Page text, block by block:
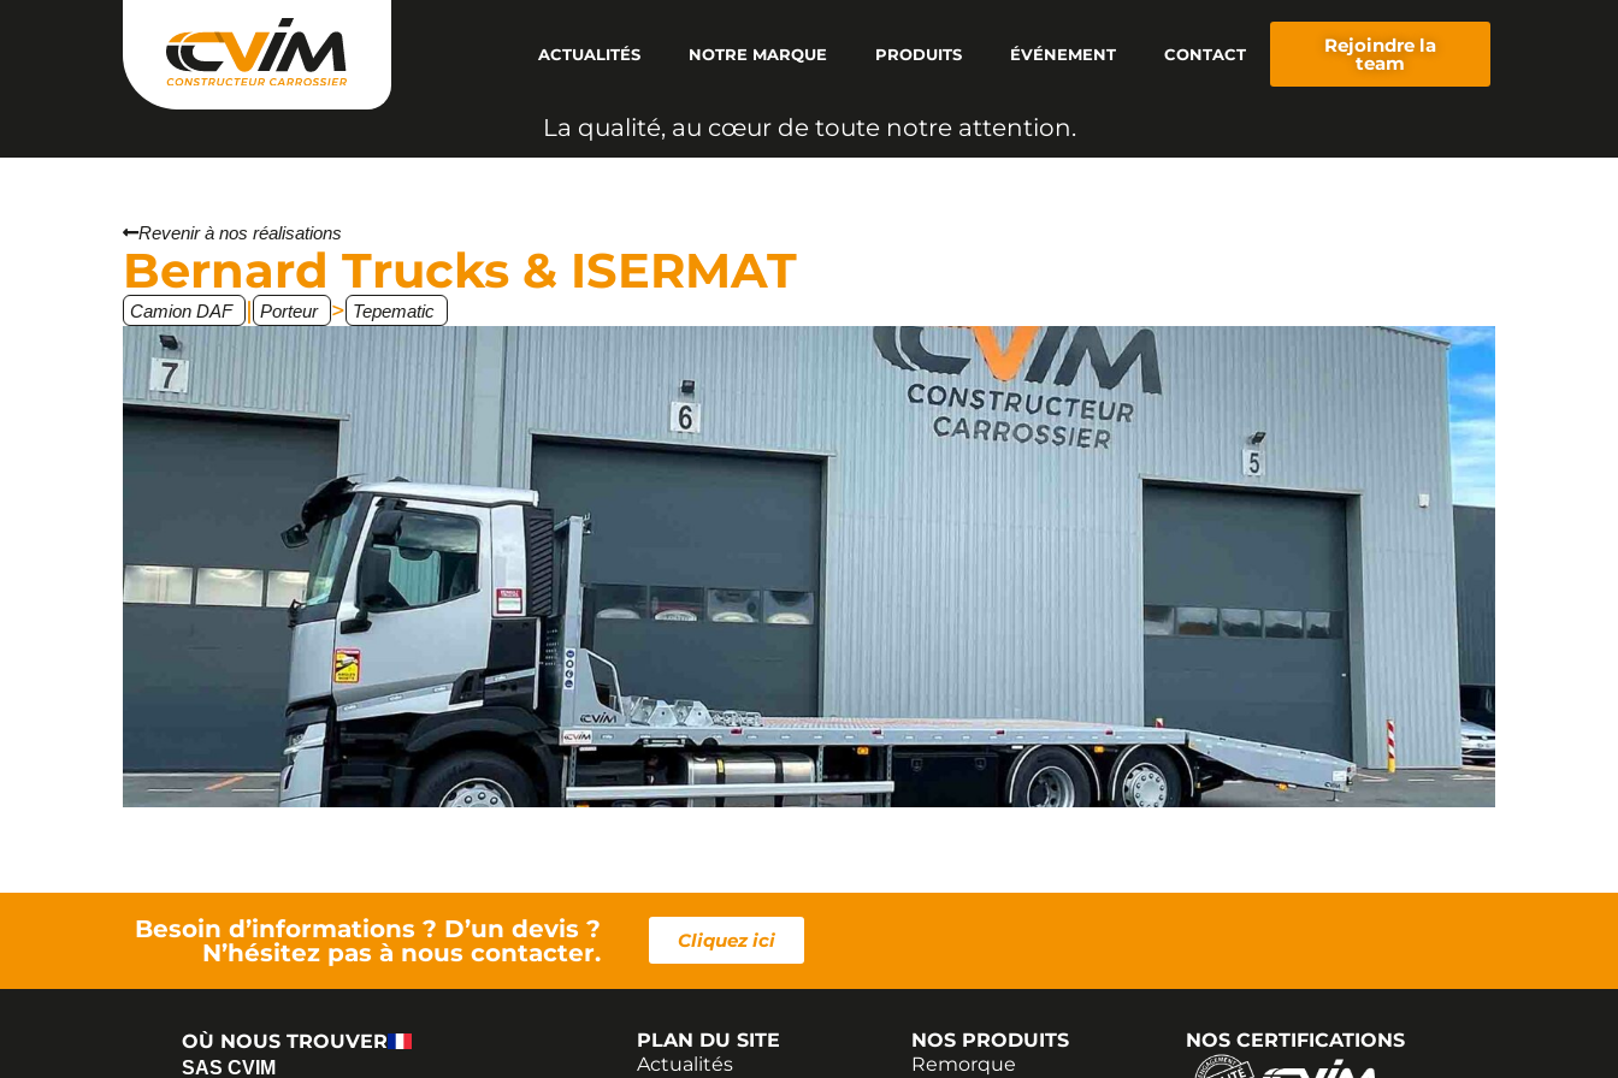
ACTUALITÉS NOTRE MARQUE PRODUITS ÉVÉNEMENT CONTACT Rejoindre la
team
La qualité, au cœur de toute notre attention.
Revenir à nos réalisations
Bernard Trucks & ISERMAT
Camion DAF | Porteur > Tepematic
Besoin d’informations ? D’un devis ?
N’hésitez pas à nous contacter.
Cliquez ici
OÙ NOUS TROUVER
SAS CVIM
PLAN DU SITE
Actualités
NOS PRODUITS
Remorque
NOS CERTIFICATIONS